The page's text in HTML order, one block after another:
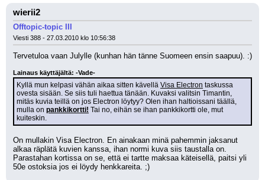
wierii2
Offtopic-topic III
Viesti 388 - 27.03.2010 klo 10:56:38
Tervetuloa vaan Julylle (kunhan hän tänne Suomeen ensin saapuu). :)
Lainaus käyttäjältä: -Vade-
Kyllä mun kelpasi vähän aikaa sitten kävellä Visa Electron taskussa
ovesta sisään. Se siis tuli haettua tänään. Kuvaksi valitsin Timantin,
mitäs kuvia teillä on jos Electron löytyy? Olen ihan haltioissani täällä,
mulla on pankkikortti! Tai no, eihän se ihan pankkikortti ole, mut
kuiteskin.
On mullakin Visa Electron. En ainakaan minä pahemmin jaksanut
alkaa räplätä kuvien kanssa, ihan normi kuva siis taustalla on.
Parastahan kortissa on se, että ei tartte maksaa käteisellä, paitsi yli
50e ostoksia jos ei löydy henkkareita. ;)